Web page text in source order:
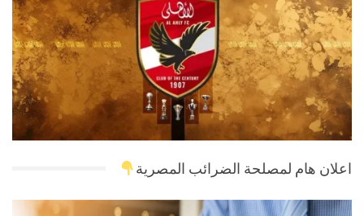
اعلان هام لمصلحة الضرائب المصرية